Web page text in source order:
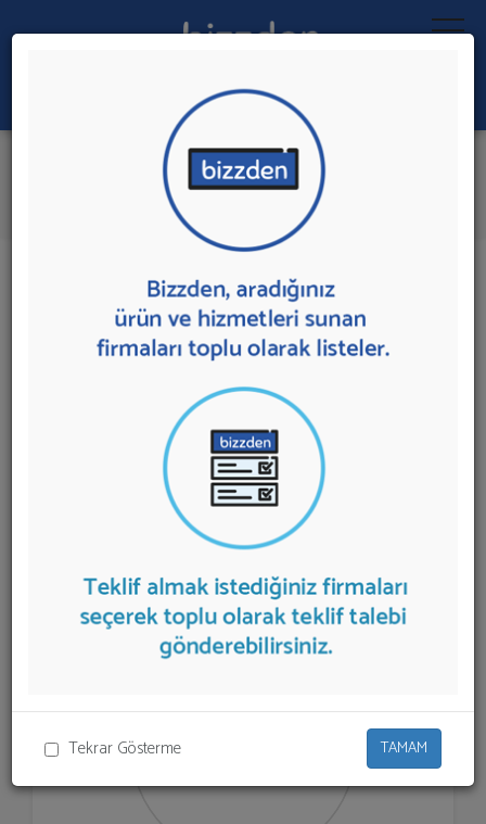
Tekrar Gösterme TAMAM
Ara:
Kalıp Sistemleri
İlk 3 Firmadan Teklif İste
3 sonuç bulundu.
Yenimahalle'deKalıp Sistemleri
firmalar aşağıda listelenmektedir.Kalıp Sistemleri
almak için listeden seçim yapıp ya da "İlk 5 Firmadan
Teklif İste" kısmından toplu olarak teklif talebinizi
firmalara aktarabilirsiniz.